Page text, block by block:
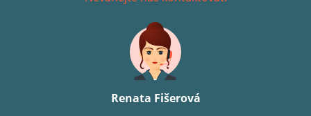
Renata Fišerová